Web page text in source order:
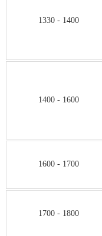
1330 - 1400
1400 - 1600
1600 - 1700
1700 - 1800